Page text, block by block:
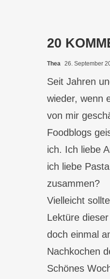
20
Thea 26. September
Seit Jahren
wieder, wenn
von mir
Foodblogs
ich. Ich liebe
ich liebe
zusammen?
Vielleicht
Lektüre
doch einmal
Nachkochen
Schönes